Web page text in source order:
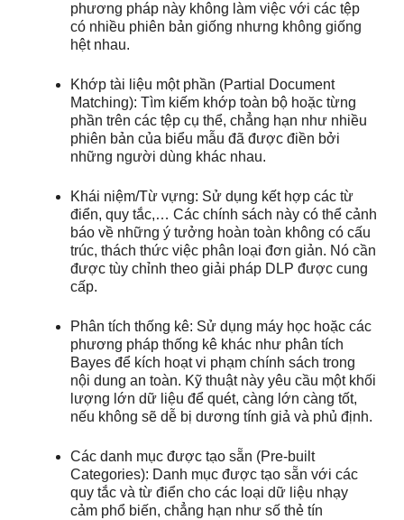
phương pháp này không làm việc với các tệp
có nhiều phiên bản giống nhưng không giống
hệt nhau.
Khớp tài liệu một phần (Partial Document
Matching): Tìm kiếm khớp toàn bộ hoặc từng
phần trên các tệp cụ thể, chẳng hạn như nhiều
phiên bản của biểu mẫu đã được điền bởi
những người dùng khác nhau.
Khái niệm/Từ vựng: Sử dụng kết hợp các từ
điển, quy tắc,… Các chính sách này có thể cảnh
báo về những ý tưởng hoàn toàn không có cấu
trúc, thách thức việc phân loại đơn giản. Nó cần
được tùy chỉnh theo giải pháp DLP được cung
cấp.
Phân tích thống kê: Sử dụng máy học hoặc các
phương pháp thống kê khác như phân tích
Bayes để kích hoạt vi phạm chính sách trong
nội dung an toàn. Kỹ thuật này yêu cầu một khối
lượng lớn dữ liệu để quét, càng lớn càng tốt,
nếu không sẽ dễ bị dương tính giả và phủ định.
Các danh mục được tạo sẵn (Pre-built
Categories): Danh mục được tạo sẵn với các
quy tắc và từ điển cho các loại dữ liệu nhạy
cảm phổ biến, chẳng hạn như số thẻ tín